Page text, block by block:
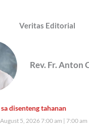
Veritas Editorial
Rev. Fr. Anton
disenteng tahanan
5, 2026 7:00 am 7:00 am